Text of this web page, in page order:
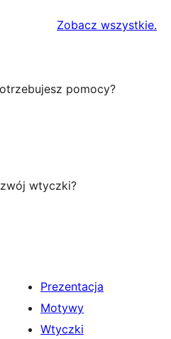
Zobacz wszystkie.
pomocy?
wtyczki?
Prezentacja
Motywy
Wtyczki